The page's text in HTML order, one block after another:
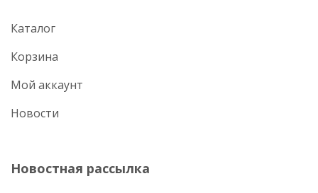
Каталог
Корзина
Мой аккаунт
Новости
Новостная рассылка